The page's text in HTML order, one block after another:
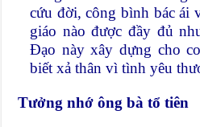
cứu đời, công bình bác
giáo nào được đầy đủ
Đạo này xây dựng cho
biết xả thân vì tình yêu
Tưởng nhớ ông bà tổ tiên